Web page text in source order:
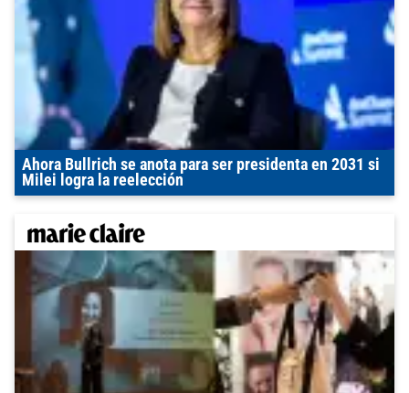
Ahora Bullrich se anota para ser presidenta en 2031 si
Milei logra la reelección